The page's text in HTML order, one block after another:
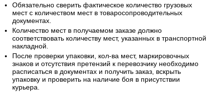
Обязательно сверить фактическое количество грузовых
мест с количеством мест в товаросопроводительных
документах.
Количество мест в получаемом заказе должно
соответствовать количеству мест, указанных в транспортной
накладной.
После проверки упаковки, кол-ва мест, маркировочных
знаков и отсутствия претензий к перевозчику необходимо
расписаться в документах и получить заказ, вскрыть
упаковку и проверить на наличие боя в присутствии
курьера.